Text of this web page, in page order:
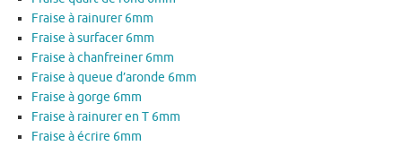
Fraise à rainurer 6mm
Fraise à surfacer 6mm
Fraise à chanfreiner 6mm
Fraise à queue d’aronde 6mm
Fraise à gorge 6mm
Fraise à rainurer en T 6mm
Fraise à écrire 6mm